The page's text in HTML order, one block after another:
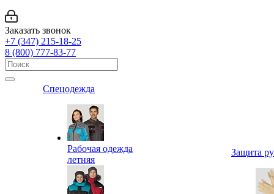
Заказать звонок
+7 (347) 215-18-25
8 (800) 777-83-77
Спецодежда
Рабочая одежда
летняя
Защита